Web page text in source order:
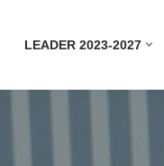
LEADER 2023-2027